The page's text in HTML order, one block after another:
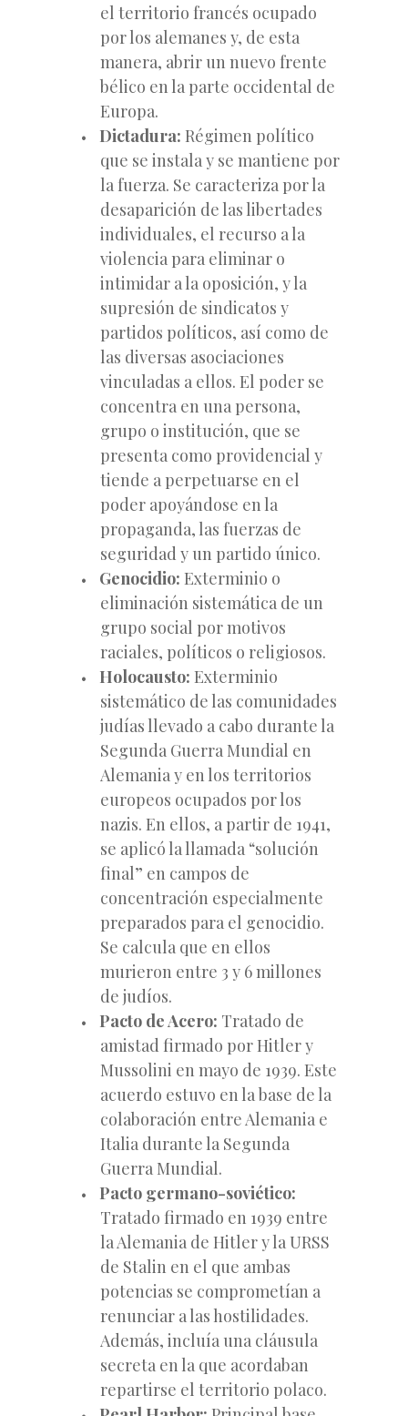
el territorio francés ocupado
por los alemanes y, de esta
manera, abrir un nuevo frente
bélico en la parte occidental de
Europa.
Dictadura: Régimen político
que se instala y se mantiene por
la fuerza. Se caracteriza por la
desaparición de las libertades
individuales, el recurso a la
violencia para eliminar o
intimidar a la oposición, y la
supresión de sindicatos y
partidos políticos, así como de
las diversas asociaciones
vinculadas a ellos. El poder se
concentra en una persona,
grupo o institución, que se
presenta como providencial y
tiende a perpetuarse en el
poder apoyándose en la
propaganda, las fuerzas de
seguridad y un partido único.
Genocidio: Exterminio o
eliminación sistemática de un
grupo social por motivos
raciales, políticos o religiosos.
Holocausto: Exterminio
sistemático de las comunidades
judías llevado a cabo durante la
Segunda Guerra Mundial en
Alemania y en los territorios
europeos ocupados por los
nazis. En ellos, a partir de 1941,
se aplicó la llamada “solución
final” en campos de
concentración especialmente
preparados para el genocidio.
Se calcula que en ellos
murieron entre 3 y 6 millones
de judíos.
Pacto de Acero: Tratado de
amistad firmado por Hitler y
Mussolini en mayo de 1939. Este
acuerdo estuvo en la base de la
colaboración entre Alemania e
Italia durante la Segunda
Guerra Mundial.
Pacto germano-soviético:
Tratado firmado en 1939 entre
la Alemania de Hitler y la URSS
de Stalin en el que ambas
potencias se comprometían a
renunciar a las hostilidades.
Además, incluía una cláusula
secreta en la que acordaban
repartirse el territorio polaco.